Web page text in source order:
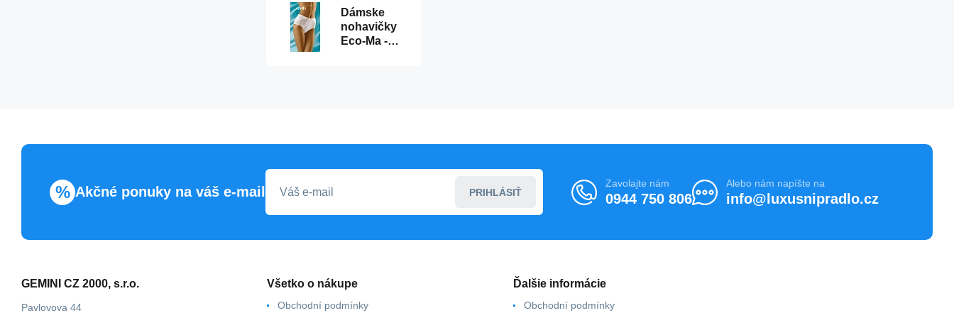
Dámske
nohavičky
Eco-Ma -
% Akčné ponuky na váš e-mail PRIHLÁSIŤ
Zavolajte nám
0944 750 806
Alebo nám napíšte na
info@luxusnipradlo.cz
GEMINI CZ 2000, s.r.o.
Pavlovova 44
Všetko o nákupe
Obchodní podmínky
Ďalšie informácie
Obchodní podmínky